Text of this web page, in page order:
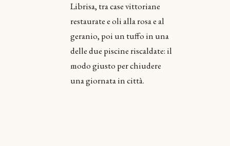
Librisa, tra case vittoriane
restaurate e oli alla rosa e al
geranio, poi un tuffo in una
delle due piscine riscaldate: il
modo giusto per chiudere
una giornata in città.